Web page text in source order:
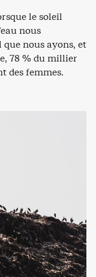
le soleil
nous
que nous ayons, et
78 % du millier
des femmes.